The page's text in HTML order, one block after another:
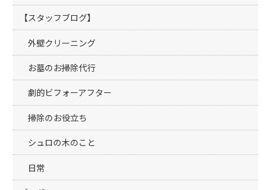
【スタッフブログ】
外壁クリーニング
お墓のお掃除代行
劇的ビフォーアフター
掃除のお役立ち
シュロの木のこと
日常